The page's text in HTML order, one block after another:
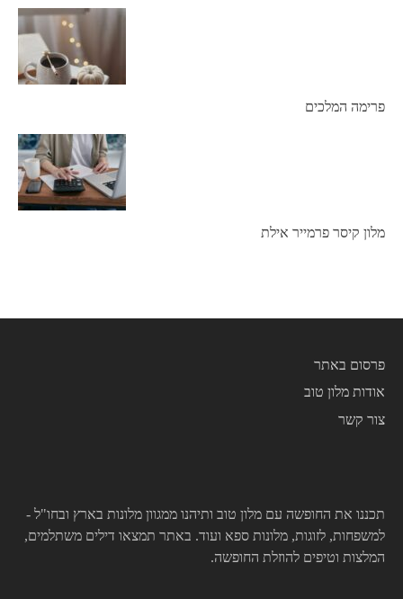
פרימה המלכים
מלון קיסר פרמייר אילת
פרסום באתר
אודות מלון טוב
צור קשר
תכננו את החופשה עם מלון טוב ותיהנו ממגוון מלונות בארץ ובחו"ל -
למשפחות, לזוגות, מלונות ספא ועוד. באתר תמצאו דילים משתלמים,
המלצות וטיפים להוזלת החופשה.